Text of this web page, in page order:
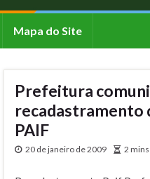
Mapa do Site
Prefeitura
recadastramento
PAIF
20 de janeiro de 2009 2